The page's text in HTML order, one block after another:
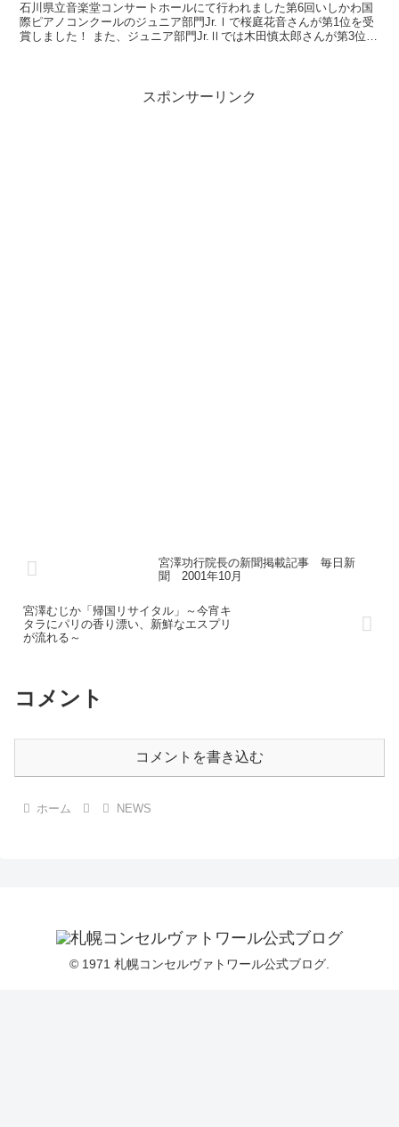
石川県立音楽堂コンサートホールにて行われました第6回いしかわ国
際ピアノコンクールのジュニア部門Jr.Ⅰで桜庭花音さんが第1位を受
賞しました！ また、ジュニア部門Jr.Ⅱでは木田慎太郎さんが第3位を
スポンサーリンク
宮澤功行院長の新聞掲載記事 毎日新
聞 2001年10月
宮澤むじか「帰国リサイタル」～今宵キ
タラにパリの香り漂い、新鮮なエスプリ
が流れる～
コメント
コメントを書き込む
ホーム NEWS
© 1971 札幌コンセルヴァトワール公式ブログ.